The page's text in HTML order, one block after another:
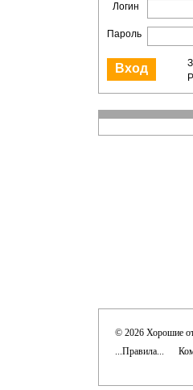
Логин
Пароль
© 2026 Хорошие
...Правила...